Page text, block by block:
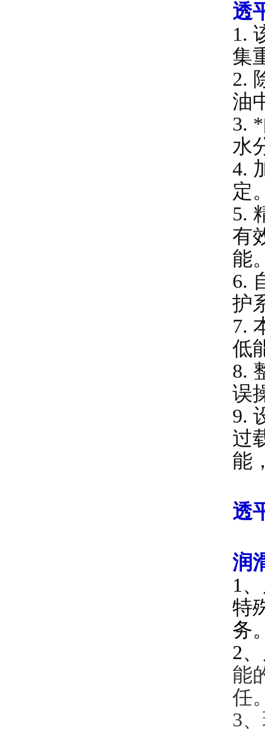
透
1.
集
2.
油
3.
水
4.
定
5.
有
能
6.
护
7.
低
8.
误
9.
过
能
透
润
1
特
务
2
能
任
3